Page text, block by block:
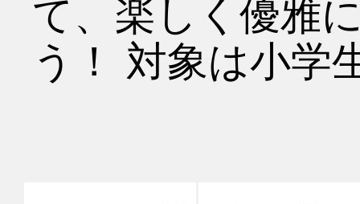
て、楽しく優雅
う！ 対象は小学